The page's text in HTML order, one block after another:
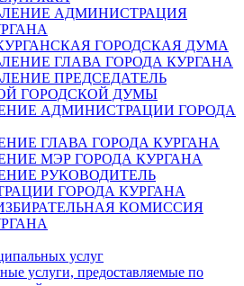
АДМИНИСТРАЦИЯ
ГОРОДСКАЯ ДУМА
ГЛАВА ГОРОДА КУРГАНА
ПРЕДСЕДАТЕЛЬ
ГОРОДСКОЙ ДУМЫ
АДМИНИСТРАЦИИ ГОРОДА
ГЛАВА ГОРОДА КУРГАНА
МЭР ГОРОДА КУРГАНА
РУКОВОДИТЕЛЬ
ГОРОДА КУРГАНА
КОМИССИЯ
услуг
услуги, предоставляемые по